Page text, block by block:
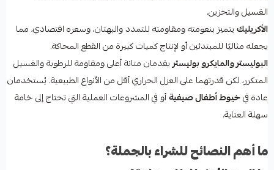
الغسيل والتخزين.
الأكريليكيتميز بنعومته ومقاومته للتمدد والبهتان، وسعره اقتصادي، مما
يجعله مثاليًا للمبتدئين أو لإنتاج كميات كبيرة من القطع المحاكة.
البوليستر والمايكرو بوليستريقدمان متانة أعلى ومقاومة للرطوبة والغسيل
المتكرر، لكن قدرتهما على العزل الحراري أقل من الأنواع الطبيعية. يُستخدمان
عادة فيخيوط أطفال صيفيةأو في المشروعات العملية التي تحتاج إلى خامة
سهلة العناية.
ما أهم النصائح للشراء بالجملة؟